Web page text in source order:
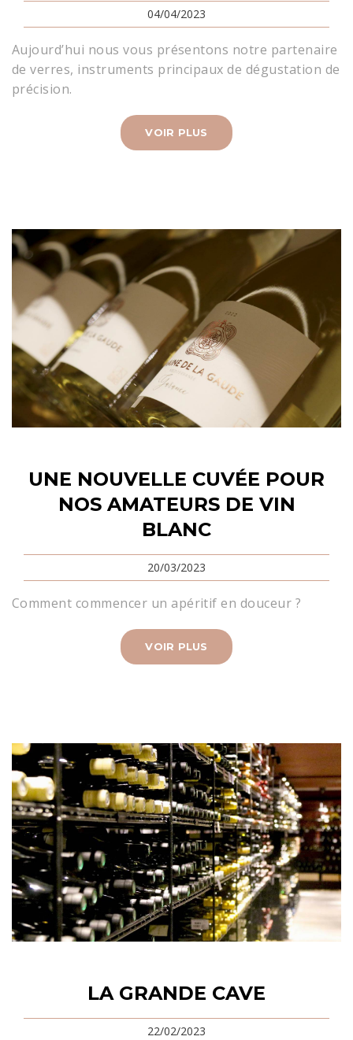
04/04/2023
Aujourd’hui nous vous présentons notre partenaire
de verres, instruments principaux de dégustation de
précision.
VOIR PLUS
UNE NOUVELLE CUVÉE POUR
NOS AMATEURS DE VIN
BLANC
20/03/2023
Comment commencer un apéritif en douceur ?
VOIR PLUS
LA GRANDE CAVE
22/02/2023